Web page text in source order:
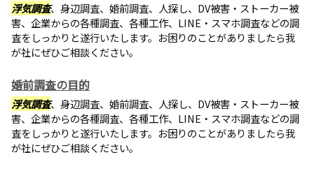
浮気調査、身辺調査、婚前調査、人探し、DV被害・ストーカー被
害、企業からの各種調査、各種工作、LINE・スマホ調査などの調
査をしっかりと遂行いたします。お困りのことがありましたら我
が社にぜひご相談ください。
婚前調査の目的
浮気調査、身辺調査、婚前調査、人探し、DV被害・ストーカー被
害、企業からの各種調査、各種工作、LINE・スマホ調査などの調
査をしっかりと遂行いたします。お困りのことがありましたら我
が社にぜひご相談ください。